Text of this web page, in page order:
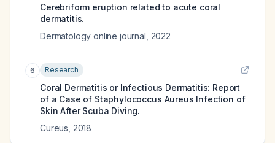
Cerebriform eruption related to acute coral
dermatitis.
Dermatology online journal 2022
6 Research
Coral Dermatitis or Infectious Dermatitis: Report
of a Case of Staphylococcus Aureus Infection of
Skin After Scuba Diving.
Cureus 2018